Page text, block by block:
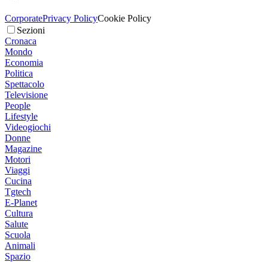
CorporatePrivacy PolicyCookie Policy
Sezioni
Cronaca
Mondo
Economia
Politica
Spettacolo
Televisione
People
Lifestyle
Videogiochi
Donne
Magazine
Motori
Viaggi
Cucina
Tgtech
E-Planet
Cultura
Salute
Scuola
Animali
Spazio